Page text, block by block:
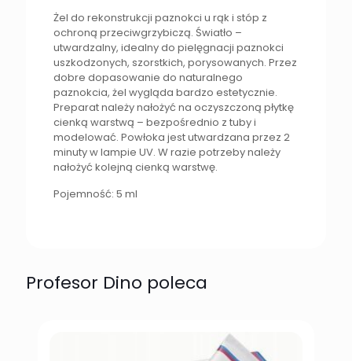
Żel do rekonstrukcji paznokci u rąk i stóp z
ochroną przeciwgrzybiczą. Światło –
utwardzalny, idealny do pielęgnacji paznokci
uszkodzonych, szorstkich, porysowanych. Przez
dobre dopasowanie do naturalnego
paznokcia, żel wygląda bardzo estetycznie.
Preparat należy nałożyć na oczyszczoną płytkę
cienką warstwą – bezpośrednio z tuby i
modelować. Powłoka jest utwardzana przez 2
minuty w lampie UV. W razie potrzeby należy
nałożyć kolejną cienką warstwę.
Pojemność: 5 ml
Profesor Dino poleca